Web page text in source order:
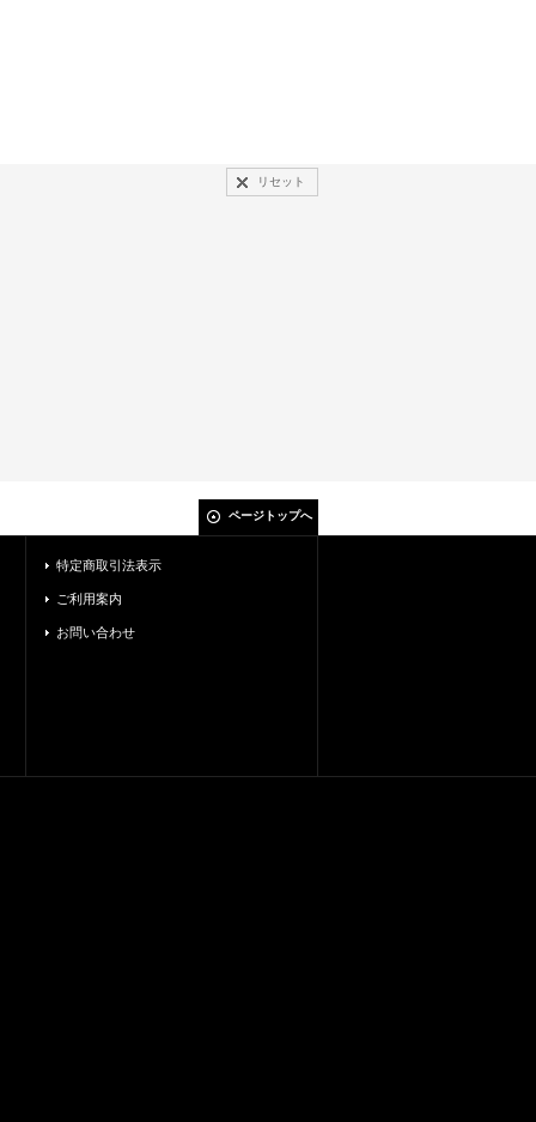
リセット
ページトップへ
特定商取引法表示
ご利用案内
お問い合わせ